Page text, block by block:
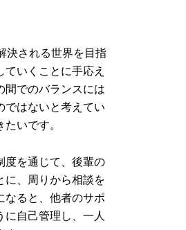
決される世界を目指
いくことに手応え
間でのバランスには
ではないと考えてい
いです。
度を通じて、後輩の
に、周りから相談を
なると、他者のサポ
自己管理し、一人